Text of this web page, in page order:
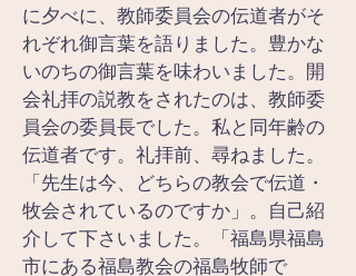
に夕べに、教師委員会の伝道者がそ
れぞれ御言葉を語りました。豊かな
いのちの御言葉を味わいました。開
会礼拝の説教をされたのは、教師委
員会の委員長でした。私と同年齢の
伝道者です。礼拝前、尋ねました。
「先生は今、どちらの教会で伝道・
牧会されているのですか」。自己紹
介して下さいました。「福島県福島
市にある福島教会の福島牧師で